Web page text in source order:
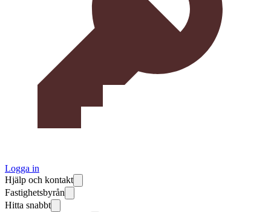
Logga in
Hjälp och kontakt
Fastighetsbyrån
Hitta snabbt